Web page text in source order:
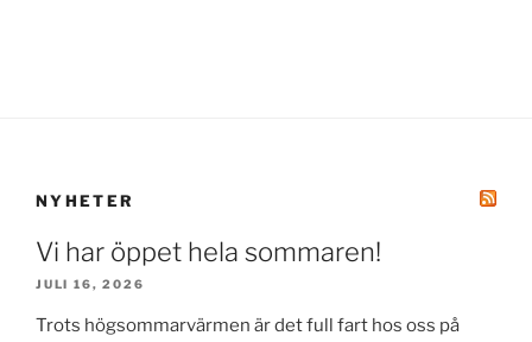
NYHETER
Vi har öppet hela sommaren!
JULI 16, 2026
Trots högsommarvärmen är det full fart hos oss på